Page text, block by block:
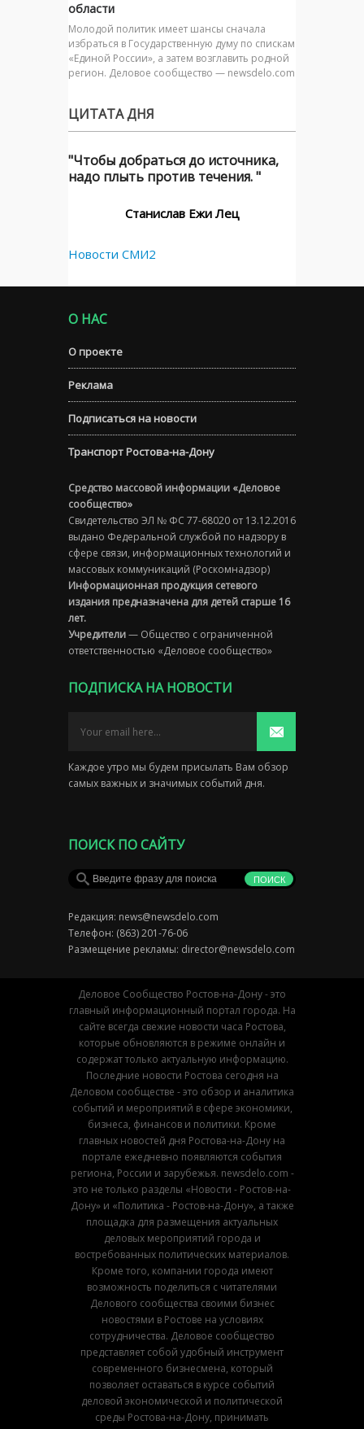
области
Молодой политик имеет шансы сначала
избраться в Государственную думу по спискам
«Единой России», а затем возглавить родной
регион. Деловое сообщество — newsdelo.com
ЦИТАТА ДНЯ
"Чтобы добраться до источника,
надо плыть против течения. "
Станислав Ежи Лец
Новости СМИ2
О НАС
О проекте
Реклама
Подписаться на новости
Транспорт Ростова-на-Дону
Средство массовой информации «Деловое
сообщество»
Свидетельство ЭЛ № ФС 77-68020 от 13.12.2016
выдано Федеральной службой по надзору в
сфере связи, информационных технологий и
массовых коммуникаций (Роскомнадзор)
Информационная продукция сетевого
издания предназначена для детей старше 16
лет.
Учредители— Общество с ограниченной
ответственностью «Деловое сообщество»
ПОДПИСКА НА НОВОСТИ
Каждое утро мы будем присылать Вам обзор
самых важных и значимых событий дня.
ПОИСК ПО САЙТУ
Редакция: news@newsdelo.com
Телефон: (863) 201-76-06
Размещение рекламы: director@newsdelo.com
Деловое Сообщество Ростов-на-Дону - это
главный информационный портал города. На
сайте всегда свежие новости часа Ростова,
которые обновляются в режиме онлайн и
содержат только актуальную информацию.
Последние новости Ростова сегодня на
Деловом сообществе - это обзор и аналитика
событий и мероприятий в сфере экономики,
бизнеса, финансов и политики. Кроме
главных новостей дня Ростова-на-Дону на
портале ежедневно появляются события
региона, России и зарубежья. newsdelo.com -
это не только разделы «Новости - Ростов-на-
Дону» и «Политика - Ростов-на-Дону», а также
площадка для размещения актуальных
деловых мероприятий города и
востребованных политических материалов.
Кроме того, компании города имеют
возможность поделиться с читателями
Делового сообщества своими бизнес
новостями в Ростове на условиях
сотрудничества. Деловое сообщество
представляет собой удобный инструмент
современного бизнесмена, который
позволяет оставаться в курсе событий
деловой экономической и политической
среды Ростова-на-Дону, принимать